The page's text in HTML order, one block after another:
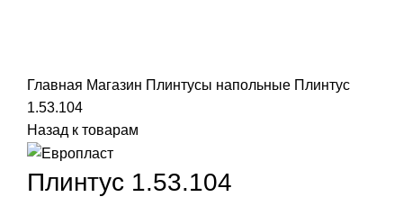
Главная Магазин Плинтусы напольные Плинтус
1.53.104
Назад к товарам
Плинтус 1.53.104